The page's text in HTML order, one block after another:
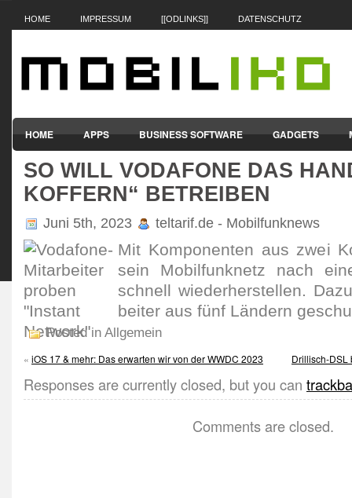
HOME IMPRESSUM [[ODLINKS]] DATENSCHUTZ
HOME APPS BUSINESS SOFTWARE GADGETS
SMARTPHONES & HANDYS TABLET-PCS VERTRÄGE &
SO WILL VODAFONE DAS
KOFFERN“ BETREIBEN
Juni 5th, 2023 teltarif.de - Mobilfunknews
Mit Kompo­nenten aus zwei
sein Mobil­funk­netz nach
schnell wieder­her­stellen.
beiter aus fünf Ländern
Posted in Allgemein
« iOS 17 & mehr: Das erwarten wir von der WWDC 2023 Drillisch-DSL
Responses are currently closed, but you can
Comments are closed.